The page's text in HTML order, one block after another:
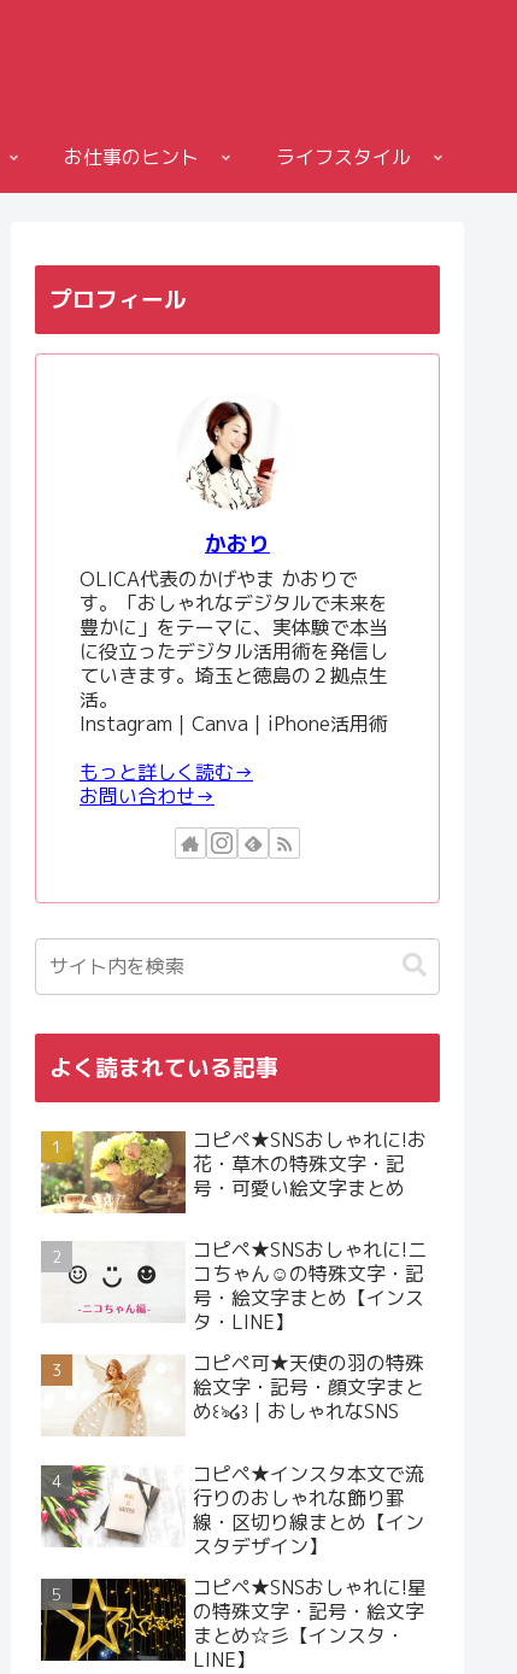
お仕事のヒント ライフスタイル
プロフィール
かおり
OLICA代表のかげやま かおりで
す。「おしゃれなデジタルで未来を
豊かに」をテーマに、実体験で本当
に役立ったデジタル活用術を発信し
ていきます。埼玉と徳島の２拠点生
活。
Instagram｜Canva｜iPhone活用術
もっと詳しく読む→
お問い合わせ→
よく読まれている記事
コピペ★SNSおしゃれに!お
花・草木の特殊文字・記
号・可愛い絵文字まとめ
コピペ★SNSおしゃれに!ニ
コちゃん☺︎の特殊文字・記
号・絵文字まとめ【インス
タ・LINE】
コピペ可★天使の羽の特殊
絵文字・記号・顔文字まと
め꒰ঌ໒꒱｜おしゃれなSNS
コピペ★インスタ本文で流
行りのおしゃれな飾り罫
線・区切り線まとめ【イン
スタデザイン】
コピペ★SNSおしゃれに!星
の特殊文字・記号・絵文字
まとめ☆彡【インスタ・
LINE】